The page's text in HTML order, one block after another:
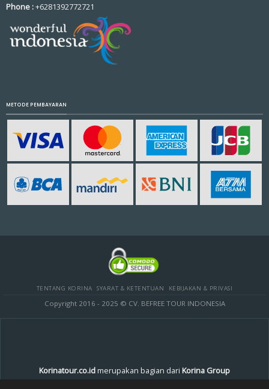
Phone :+6281392772721
METODE PEMBAYARAN
TENTANG KORINA SYARAT & KETENTUAN KEBIJAKAN & PRIVASI
Copyright 2016 - 2025 © CV. BEFREE TOUR INDONESIA
Korinatour.co.idmerupakan bagian dari Korina Group